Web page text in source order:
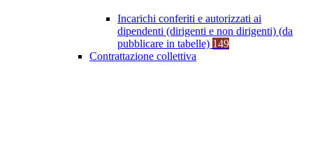
Incarichi conferiti e autorizzati ai
dipendenti (dirigenti e non dirigenti) (da
pubblicare in tabelle) 149
Contrattazione collettiva